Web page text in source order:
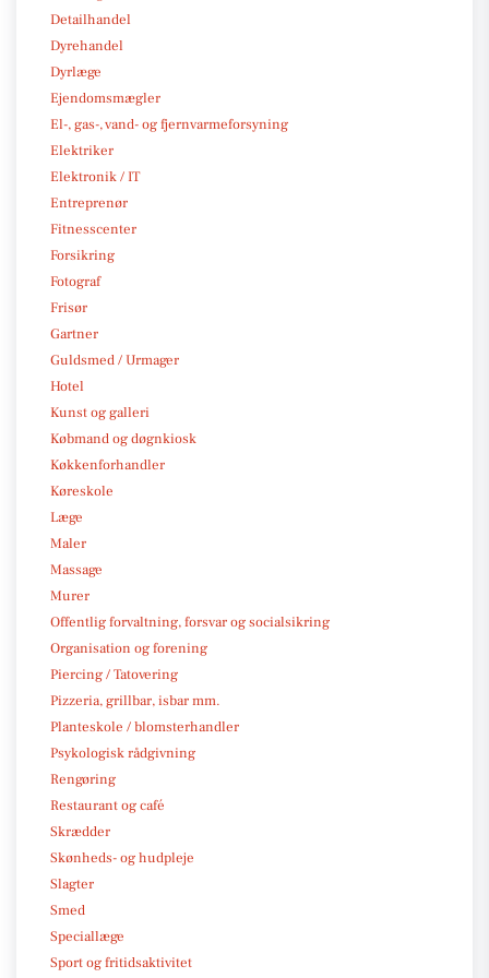
Detailhandel
Dyrehandel
Dyrlæge
Ejendomsmægler
El-, gas-, vand- og fjernvarmeforsyning
Elektriker
Elektronik / IT
Entreprenør
Fitnesscenter
Forsikring
Fotograf
Frisør
Gartner
Guldsmed / Urmager
Hotel
Kunst og galleri
Købmand og døgnkiosk
Køkkenforhandler
Køreskole
Læge
Maler
Massage
Murer
Offentlig forvaltning, forsvar og socialsikring
Organisation og forening
Piercing / Tatovering
Pizzeria, grillbar, isbar mm.
Planteskole / blomsterhandler
Psykologisk rådgivning
Rengøring
Restaurant og café
Skrædder
Skønheds- og hudpleje
Slagter
Smed
Speciallæge
Sport og fritidsaktivitet